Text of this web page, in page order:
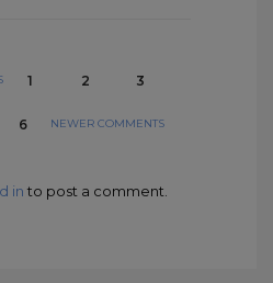
1 2 3
6 NEWER COMMENTS
in to post a comment.